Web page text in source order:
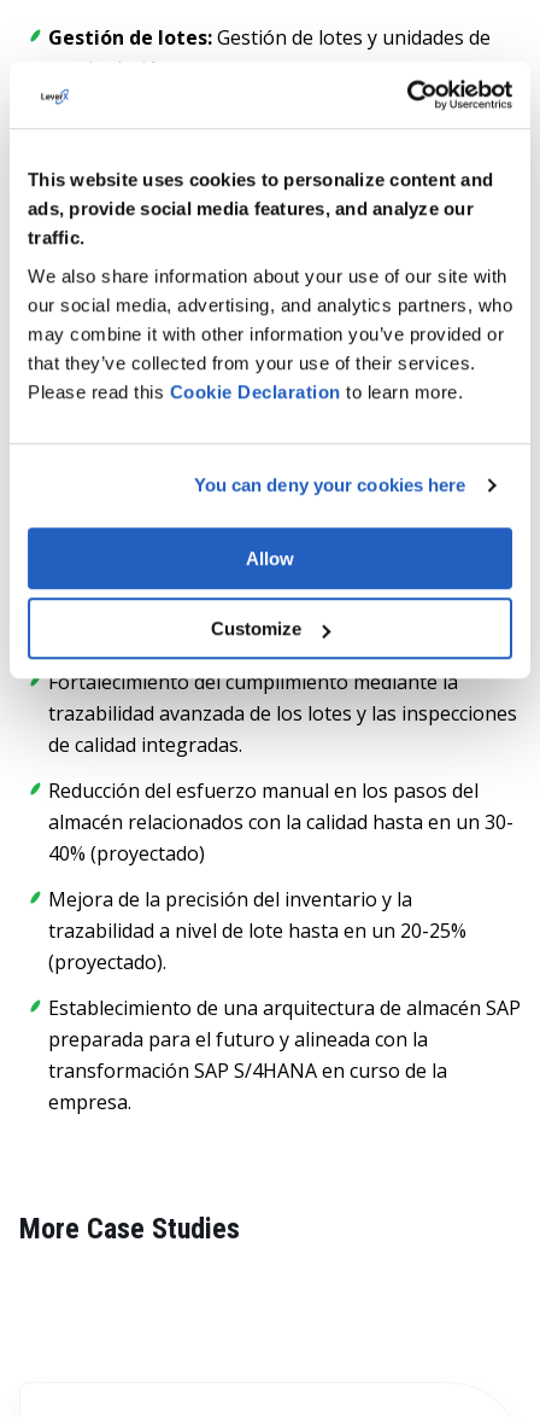
This website uses cookies to personalize content and
ads, provide social media features, and analyze our
traffic.
We also share information about your use of our site with
our social media, advertising, and analytics partners, who
may combine it with other information you’ve provided or
that they’ve collected from your use of their services.
Please read this Cookie Declaration to learn more.
You can deny your cookies here
Allow
Customize
Gestión de lotes:Gestión de lotes y unidades de
manipulación
Capacidades de inventario gestionado por lotes que
dan soporte a la trazabilidad, el cumplimiento y la
Resultados
Tras la migración de SAP WM a EWM, la empresa
consiguió una mayor continuidad operativa, una mejor
ejecución del almacén y una base escalable para el
integrado sin interrumpir las operaciones
empresariales.
Mejora de la eficiencia del almacén gracias a la
racionalización de los flujos de ejecución y a una
mayor transparencia de los procesos.
Fortalecimiento del cumplimiento mediante la
trazabilidad avanzada de los lotes y las inspecciones
de calidad integradas.
Reducción del esfuerzo manual en los pasos del
almacén relacionados con la calidad hasta en un 30-
40% (proyectado)
Mejora de la precisión del inventario y la
trazabilidad a nivel de lote hasta en un 20-25%
(proyectado).
Establecimiento de una arquitectura de almacén SAP
preparada para el futuro y alineada con la
transformación SAP S/4HANA en curso de la
empresa.
More Case Studies